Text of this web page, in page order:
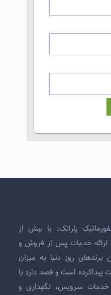
پاراتک، با بیش از
برندهای روز دنیا به میزان
است و قصد دارد با
خدمات سرویس، نگهداری و